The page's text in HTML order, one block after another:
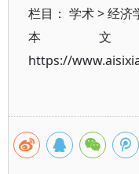
栏目： 学术>经济
本
https://